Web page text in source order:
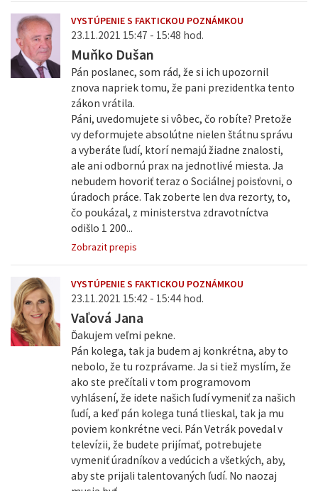
VYSTÚPENIE S FAKTICKOU POZNÁMKOU
23.11.2021 15:47 - 15:48 hod.
Muňko Dušan
Pán poslanec, som rád, že si ich upozornil
znova napriek tomu, že pani prezidentka tento
zákon vrátila.
Páni, uvedomujete si vôbec, čo robíte? Pretože
vy deformujete absolútne nielen štátnu správu
a vyberáte ľudí, ktorí nemajú žiadne znalosti,
ale ani odbornú prax na jednotlivé miesta. Ja
nebudem hovoriť teraz o Sociálnej poisťovni, o
úradoch práce. Tak zoberte len dva rezorty, to,
čo poukázal, z ministerstva zdravotníctva
odišlo 1 200...
Zobrazit prepis
VYSTÚPENIE S FAKTICKOU POZNÁMKOU
23.11.2021 15:42 - 15:44 hod.
Vaľová Jana
Ďakujem veľmi pekne.
Pán kolega, tak ja budem aj konkrétna, aby to
nebolo, že tu rozprávame. Ja si tiež myslím, že
ako ste prečítali v tom programovom
vyhlásení, že idete našich ľudí vymeniť za našich
ľudí, a keď pán kolega tuná tlieskal, tak ja mu
poviem konkrétne veci. Pán Vetrák povedal v
televízii, že budete prijímať, potrebujete
vymeniť úradníkov a vedúcich a všetkých, aby,
aby ste prijali talentovaných ľudí. No naozaj